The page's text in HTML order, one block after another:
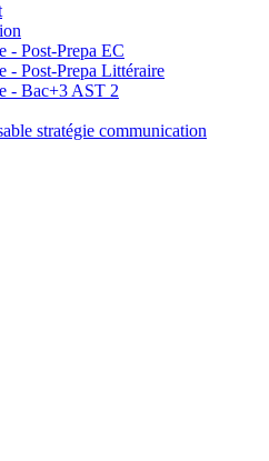
- Post-Prepa EC
- Post-Prepa Littéraire
- Bac+3 AST 2
stratégie communication